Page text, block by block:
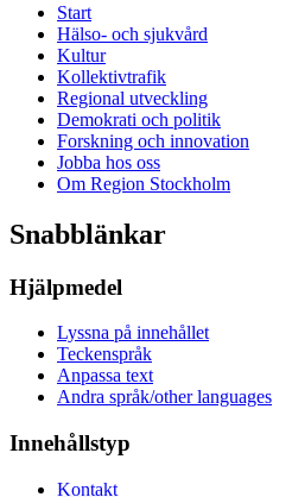
Start
Hälso- och sjukvård
Kultur
Kollektivtrafik
Regional utveckling
Demokrati och politik
Forskning och innovation
Jobba hos oss
Om Region Stockholm
Snabblänkar
Hjälpmedel
Lyssna på innehållet
Teckenspråk
Anpassa text
Andra språk/other languages
Innehållstyp
Kontakt